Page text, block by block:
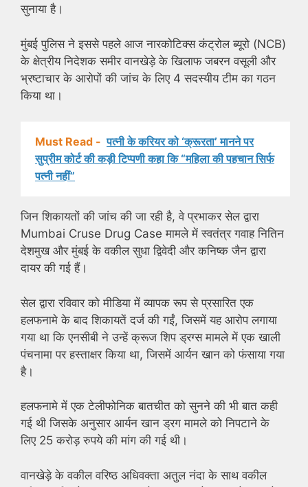
सुनाया है।
मुंबई पुलिस ने इससे पहले आज नारकोटिक्स कंट्रोल ब्यूरो (NCB)
के क्षेत्रीय निदेशक समीर वानखेड़े के खिलाफ जबरन वसूली और
भ्रष्टाचार के आरोपों की जांच के लिए 4 सदस्यीय टीम का गठन
किया था।
Must Read - पत्नी के करियर को ‘क्रूरता’ मानने पर
सुप्रीम कोर्ट की कड़ी टिप्पणी कहा कि “महिला की पहचान सिर्फ
पत्नी नहीं”
जिन शिकायतों की जांच की जा रही है, वे प्रभाकर सेल द्वारा
Mumbai Cruse Drug Case मामले में स्वतंत्र गवाह नितिन
देशमुख और मुंबई के वकील सुधा द्विवेदी और कनिष्क जैन द्वारा
दायर की गई हैं।
सेल द्वारा रविवार को मीडिया में व्यापक रूप से प्रसारित एक
हलफनामे के बाद शिकायतें दर्ज की गईं, जिसमें यह आरोप लगाया
गया था कि एनसीबी ने उन्हें क्रूज शिप ड्रग्स मामले में एक खाली
पंचनामा पर हस्ताक्षर किया था, जिसमें आर्यन खान को फंसाया गया
है।
हलफनामे में एक टेलीफोनिक बातचीत को सुनने की भी बात कही
गई थी जिसके अनुसार आर्यन खान ड्रग मामले को निपटाने के
लिए 25 करोड़ रुपये की मांग की गई थी।
वानखेड़े के वकील वरिष्ठ अधिवक्ता अतुल नंदा के साथ वकील